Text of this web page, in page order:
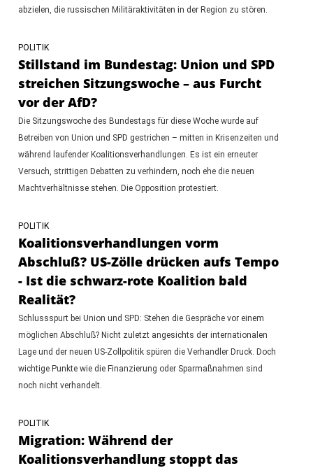
abzielen, die russischen Militäraktivitäten in der Region zu stören.
POLITIK
Stillstand im Bundestag: Union und SPD
streichen Sitzungswoche – aus Furcht
vor der AfD?
Die Sitzungswoche des Bundestags für diese Woche wurde auf
Betreiben von Union und SPD gestrichen – mitten in Krisenzeiten und
während laufender Koalitionsverhandlungen. Es ist ein erneuter
Versuch, strittigen Debatten zu verhindern, noch ehe die neuen
Machtverhältnisse stehen. Die Opposition protestiert.
POLITIK
Koalitionsverhandlungen vorm
Abschluß? US-Zölle drücken aufs Tempo
- Ist die schwarz-rote Koalition bald
Realität?
Schlussspurt bei Union und SPD: Stehen die Gespräche vor einem
möglichen Abschluß? Nicht zuletzt angesichts der internationalen
Lage und der neuen US-Zollpolitik spüren die Verhandler Druck. Doch
wichtige Punkte wie die Finanzierung oder Sparmaßnahmen sind
noch nicht verhandelt.
POLITIK
Migration: Während der
Koalitionsverhandlung stoppt das